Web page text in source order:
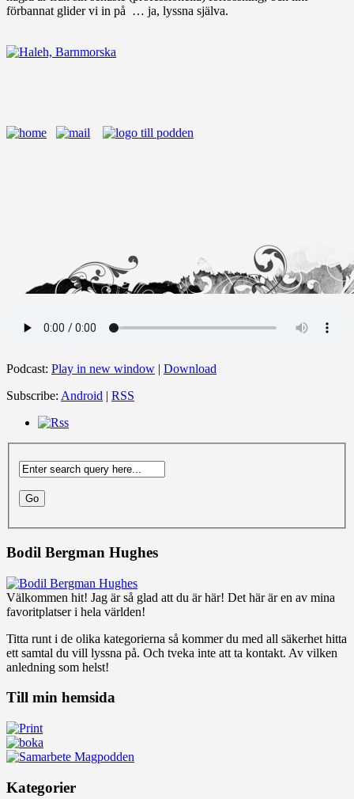
förbannat glider vi in på … ja, lyssna själva.
Podcast: Play in new window | Download
Subscribe: Android | RSS
Bodil Bergman Hughes
Välkommen hit! Jag är så glad att du är här! Det här är en av mina
favoritplatser i hela världen!
Titta runt i de olika kategorierna så kommer du med all säkerhet hitta
ett samtal du vill lyssna på. Och tveka inte att ta kontakt. Av vilken
anledning som helst!
Till min hemsida
Kategorier